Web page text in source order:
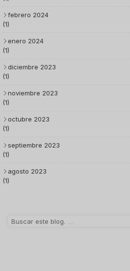
febrero 2024
(1)
enero 2024
(1)
diciembre 2023
(1)
noviembre 2023
(1)
octubre 2023
(1)
septiembre 2023
(1)
agosto 2023
(1)